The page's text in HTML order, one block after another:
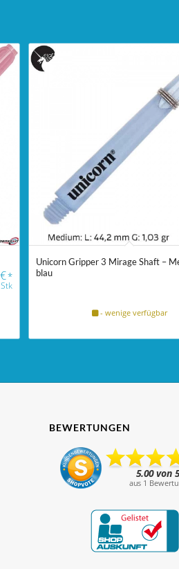
€*
Stk
Unicorn Gripper 3 Mirage Shaft –
blau
- wenige verfügbar
BEWERTUNGEN